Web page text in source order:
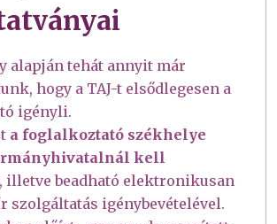
alapján tehát annyit már
hogy a TAJ-t elsődlegesen a
igényli.
a foglalkoztató székhelye
kell
, illetve beadható elektronikusan
szolgáltatás igénybevételével.